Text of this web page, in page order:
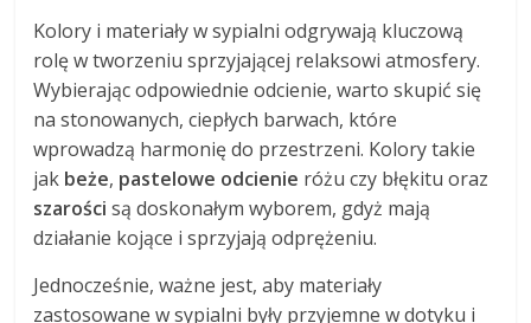
Kolory i materiały w sypialni odgrywają kluczową
rolę w tworzeniu sprzyjającej relaksowi atmosfery.
Wybierając odpowiednie odcienie, warto skupić się
na stonowanych, ciepłych barwach, które
wprowadzą harmonię do przestrzeni. Kolory takie
jak beże, pastelowe odcienie różu czy błękitu oraz
szarości są doskonałym wyborem, gdyż mają
działanie kojące i sprzyjają odprężeniu.
Jednocześnie, ważne jest, aby materiały
zastosowane w sypialni były przyjemne w dotyku i